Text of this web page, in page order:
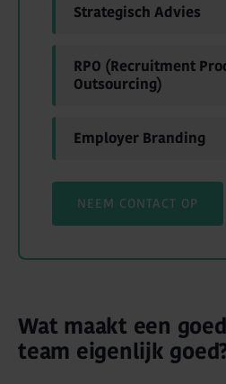
Strategisch Advies
RPO (Recruitment
Outsourcing)
Employer Branding
NEEM CONTACT OP
Wat maakt een
team eigenlijk